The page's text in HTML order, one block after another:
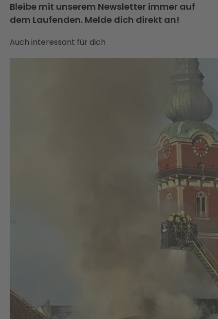
Bleibe mit unserem Newsletter immer auf
dem Laufenden. Melde dich direkt an!
Auch interessant für dich